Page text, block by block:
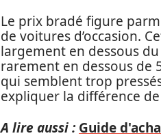
Le prix bradé figure
de voitures d’occasion.
largement en dessous
rarement en dessous de
qui semblent trop
expliquer la différence
A lire aussi : Guide